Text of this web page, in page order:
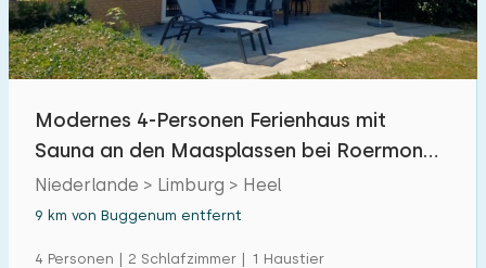
Modernes 4-Personen Ferienhaus mit
Sauna an den Maasplassen bei Roermond
in Limburg
Niederlande > Limburg > Heel
9 km von Buggenum entfernt
4 Personen | 2 Schlafzimmer | 1 Haustier